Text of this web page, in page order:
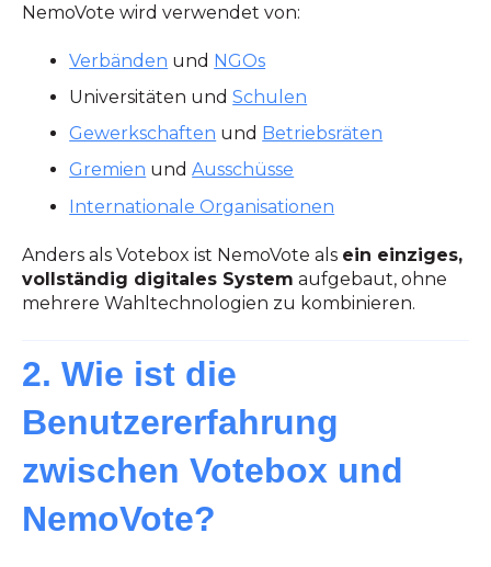
NemoVote wird verwendet von:
Verbänden und NGOs
Universitäten undSchulen
Gewerkschaften und Betriebsräten
Gremien undAusschüsse
Internationale Organisationen
Anders als Votebox ist NemoVote als ein einziges,
vollständig digitales System aufgebaut, ohne
mehrere Wahltechnologien zu kombinieren.
2. Wie ist die
Benutzererfahrung
zwischen Votebox und
NemoVote?